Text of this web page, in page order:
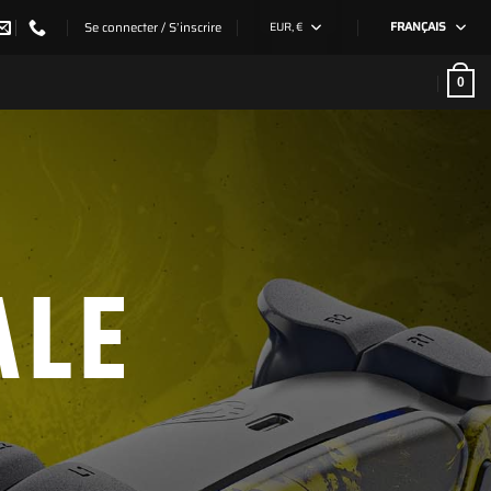
Se connecter / S’inscrire EUR, € FRANÇAIS
0